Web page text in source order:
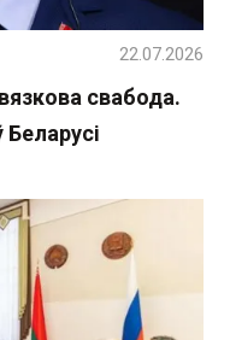
свабода.
22.07.2026